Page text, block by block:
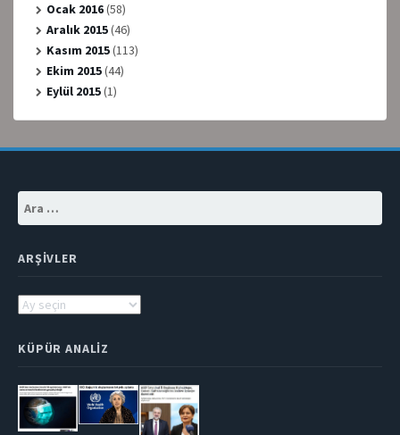
Ocak 2016(58)
Aralık 2015(46)
Kasım 2015(113)
Ekim 2015(44)
Eylül 2015(1)
ARŞIVLER
Arşivler
KÜPÜR ANALIZ